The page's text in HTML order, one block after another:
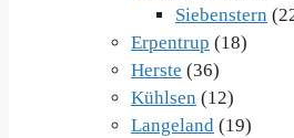
Siebenstern
Erpentrup (18)
Herste (36)
Kühlsen (12)
Langeland (19)